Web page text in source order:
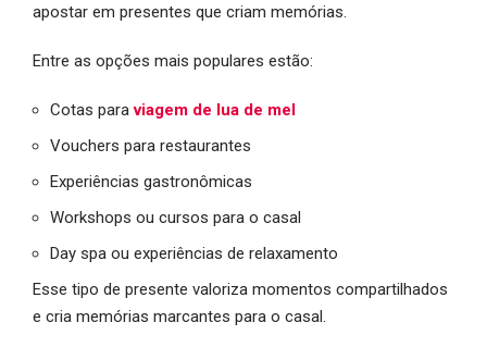
apostar em presentes que criam memórias.
Entre as opções mais populares estão:
Cotas paraviagem de lua de mel
Vouchers para restaurantes
Experiências gastronômicas
Workshops ou cursos para o casal
Day spa ou experiências de relaxamento
Esse tipo de presente valoriza momentos compartilhados
e cria memórias marcantes para o casal.